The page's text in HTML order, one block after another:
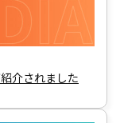
介されました